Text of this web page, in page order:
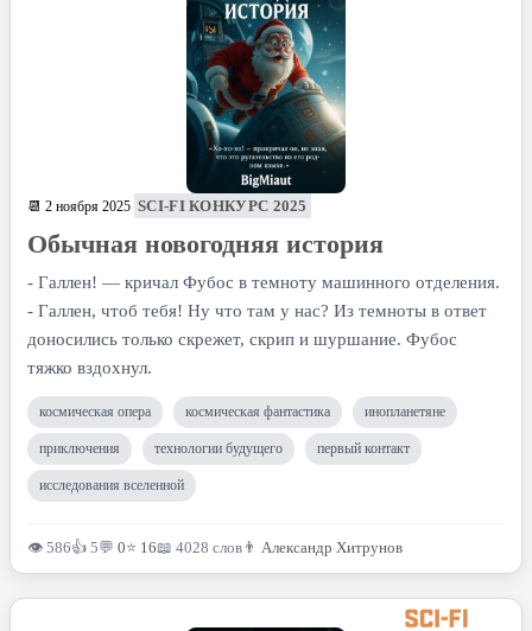
📆 2 ноября 2025 SCI-FI КОНКУРС 2025
Обычная новогодняя история
- Галлен! — кричал Фубос в темноту машинного отделения.
- Галлен, чтоб тебя! Ну что там у нас? Из темноты в ответ
доносились только скрежет, скрип и шуршание. Фубос
тяжко вздохнул.
космическая опера космическая фантастика инопланетяне
приключения технологии будущего первый контакт
исследования вселенной
👁 586👍 5💬 0⭐ 16📖 4028 слов 👨 Александр Хитрунов